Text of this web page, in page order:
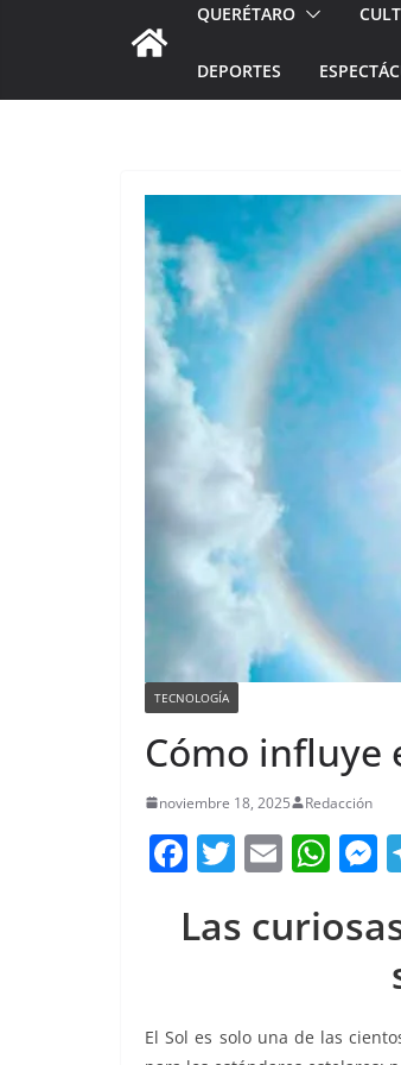
QUERÉTARO
DEPORTES
TECNOLOGÍA
Cómo influye
noviembre 18, 2025 Redacción
F
a
c
o
T
w
itt
E
m
ai
W
h
at
p
e
e
n
g
Las
El Sol es solo una de las